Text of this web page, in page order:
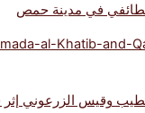
في مدينة حمص
وقيس الزرعوني